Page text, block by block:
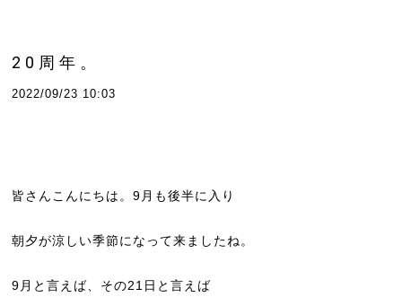
20周年。
2022/09/23 10:03
皆さんこんにちは。9月も後半に入り
朝夕が涼しい季節になって来ましたね。
9月と言えば、その21日と言えば